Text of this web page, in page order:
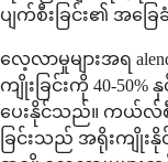
ပျက်စီးခြင်း၏ အခြေ
လေ့လာမှုများအရ
ကျိုးခြင်းကို 40-50%
ပေးနိုင်သည်။ ကယ်လ်
ခြင်းသည် အရိုးကျိုးနိုင်